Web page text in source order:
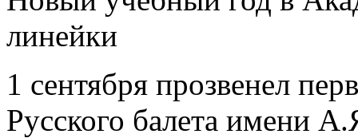
линейки
1 сентября прозвенел
Русского балета имени